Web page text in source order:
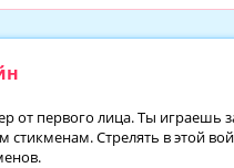
от первого лица. Ты играешь
Стрелять в этой